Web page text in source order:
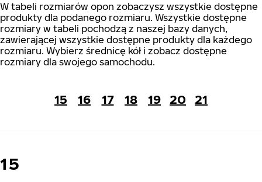
W tabeli rozmiarów opon zobaczysz wszystkie dostępne
produkty dla podanego rozmiaru. Wszystkie dostępne
rozmiary w tabeli pochodzą z naszej bazy danych,
zawierającej wszystkie dostępne produkty dla każdego
rozmiaru. Wybierz średnicę kół i zobacz dostępne
rozmiary dla swojego samochodu.
15 16 17 18 19 20 21
15